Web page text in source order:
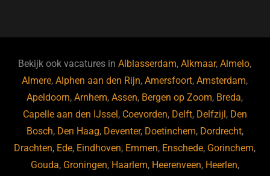
b
o
o
k
ky dI
n
Bekijk ook vacatures inAlblasserdam,Alkmaar,Almelo,
Almere,Alphen aan den Rijn,Amersfoort,Amsterdam,
Apeldoorn,Arnhem,Assen, Bergen op Zoom, Breda,
Capelle aan den IJssel, Coevorden, Delft, Delfzijl, Den
Bosch, Den Haag, Deventer, Doetinchem, Dordrecht,
Drachten, Ede, Eindhoven, Emmen, Enschede, Gorinchem,
Gouda, Groningen, Haarlem, Heerenveen, Heerlen,